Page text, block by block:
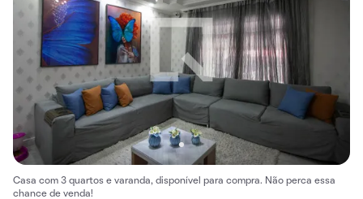
Casa com 3 quartos e varanda, disponível para compra. Não perca essa
chance de venda!